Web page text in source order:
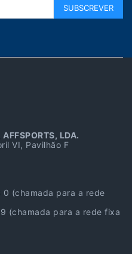
LDA.
VI, Pavilhão F
0 (chamada para a rede
(chamada para a rede fixa